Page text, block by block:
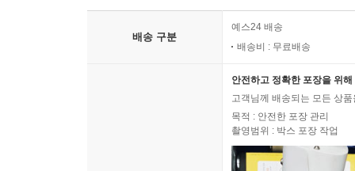
배송 구분
예스24 배송
배송비 : 무료배송
안전하고 정확한 포장을 위
고객님께 배송되는 모든 상
목적 : 안전한 포장 관리
촬영범위 : 박스 포장 작업